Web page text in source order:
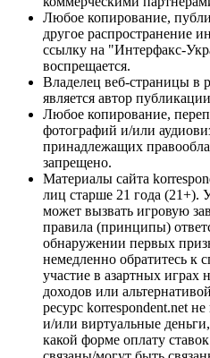
Любое копирование,
другое распространение
ссылку на "Интерфакс-
воспрещается.
Владелец веб-страницы в
является автор
Любое копирование,
фотографий и/или
принадлежащих
запрещено.
Материалы сайта
лиц старше 21 года (21+).
может вызвать игровую
правила (принципы)
обнаружении первых
немедленно обратитесь к
участие в азартных играх
доходов или
ресурс korrespondent.net
и/или виртуальные
какой форме оплату